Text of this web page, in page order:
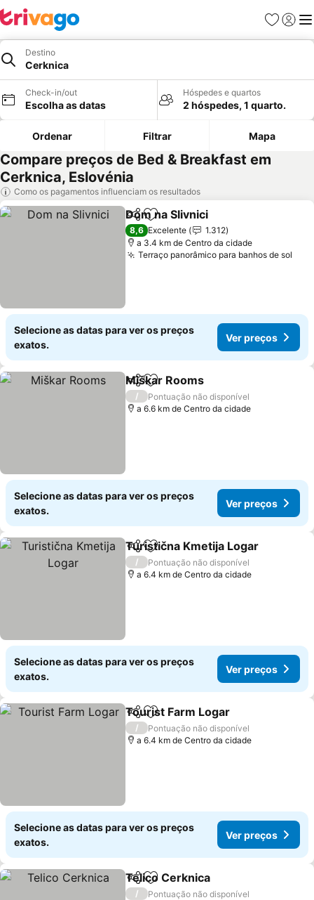
Favoritos
Iniciar
Destino
Cerknica
Check-in/out
Escolha as datas
Hóspedes e quartos
2 hóspedes, 1 quarto.
Ordenar Filtrar Mapa
Compare preços de Bed & Breakfast em
Cerknica, Eslovénia
Como os pagamentos influenciam os resultados
PartilharAdicionar aos favoritos
Dom na Slivnici
8,6 Excelente
1.312
a 3.4 km de Centro da cidade
Terraço panorâmico para banhos de sol
Selecione as datas para ver os preços
exatos.
Ver preços
PartilharAdicionar aos favoritos
Miškar Rooms
/
Pontuação não disponível
a 6.6 km de Centro da cidade
Selecione as datas para ver os preços
exatos.
Ver preços
PartilharAdicionar aos favoritos
Turistična Kmetija Logar
/
Pontuação não disponível
a 6.4 km de Centro da cidade
Selecione as datas para ver os preços
exatos.
Ver preços
PartilharAdicionar aos favoritos
Tourist Farm Logar
/
Pontuação não disponível
a 6.4 km de Centro da cidade
Selecione as datas para ver os preços
exatos.
Ver preços
PartilharAdicionar aos favoritos
Telico Cerknica
/
Pontuação não disponível